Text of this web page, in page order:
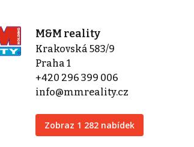
M&M reality
Krakovská 583/9
Praha 1
+420 296 399 006
info@mmreality.cz
Zobraz 1 282 nabídek